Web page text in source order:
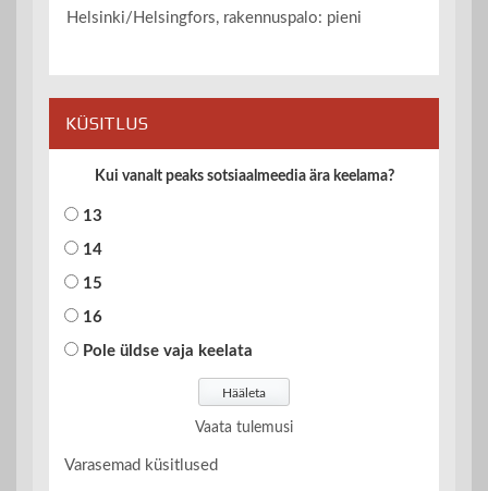
Helsinki/Helsingfors, rakennuspalo: pieni
KÜSITLUS
Kui vanalt peaks sotsiaalmeedia ära keelama?
13
14
15
16
Pole üldse vaja keelata
Vaata tulemusi
Varasemad küsitlused